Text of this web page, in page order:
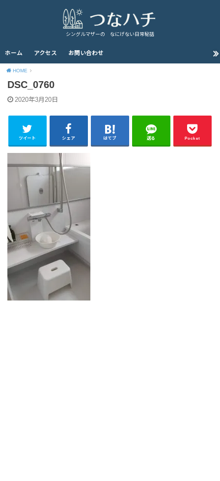
シングルマザーの なにげない日常秘話
ホーム アクセス お問い合わせ
HOME
DSC_0760
2020年3月20日
ツイート シェア はてブ 送る Pocket